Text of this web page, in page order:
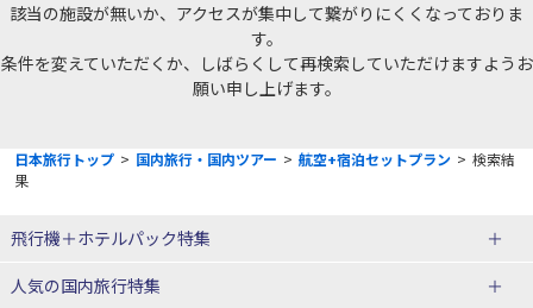
該当の施設が無いか、アクセスが集中して繋がりにくくなっておりま
す。
条件を変えていただくか、しばらくして再検索していただけますようお
願い申し上げます。
日本旅行トップ > 国内旅行・国内ツアー > 航空+宿泊セットプラン > 検索結
果
飛行機＋ホテルパック特集
赤い風船ダイナミックパッケージ
ＪＡＬで行く飛行機+ホテルパック
人気の国内旅行特集